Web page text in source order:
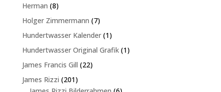
Herman 88
Holger Zimmermann 77
Produkte
Hundertwasser Kalender 11
Produkt
Hundertwasser Original Grafik 11
James Francis Gill 2222
James Rizzi 201201